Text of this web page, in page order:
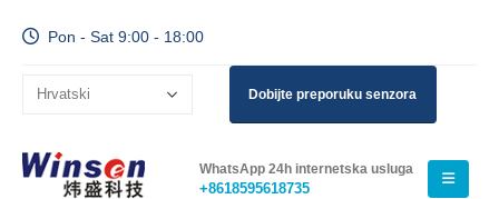
Pon - Sat 9:00 - 18:00
Dobijte preporuku senzora
WhatsApp 24h internetska usluga
+8618595618735